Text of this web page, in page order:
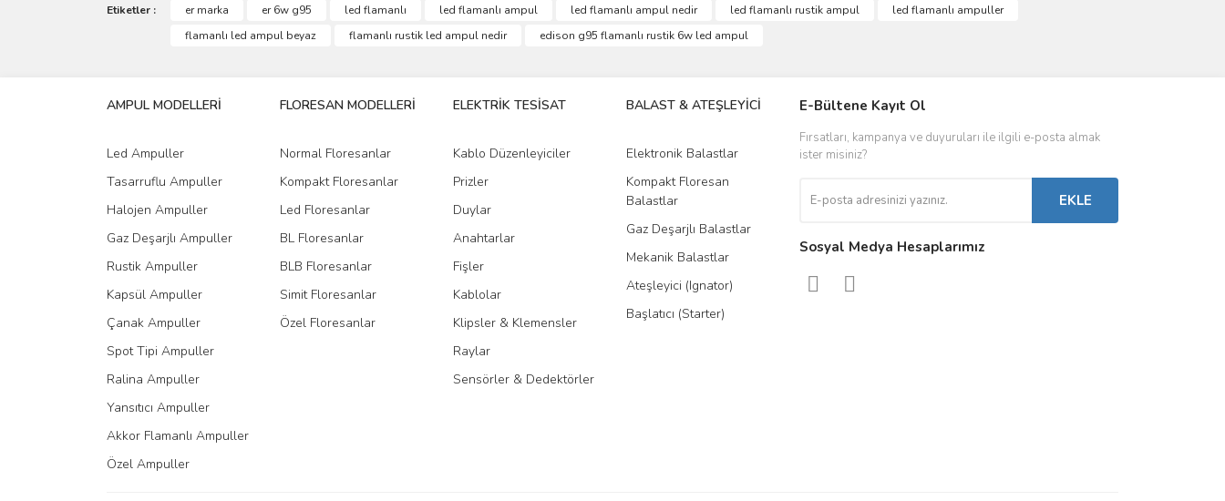
Bu ürüne ilk yorumu siz yapın!
Görüş ve önerileriniz için teşekkür ederiz.
Ürün bilgilerinde hatalar bulunuyor.
Bu ürüne benzer farklı alternatifler olmalı.
Gönder
Etiketler : er marka er 6w g95 led flamanlı led flamanlı ampul led flamanlı ampul nedir led flamanlı rustik ampul
led flamanlı ampuller
flamanlı led ampul beyaz
flamanlı rustik led ampul nedir edison g95 flamanlı rustik 6w led ampul
AMPUL MODELLERİ
Led Ampuller
Tasarruflu Ampuller
Halojen Ampuller
Gaz Deşarjlı Ampuller
Rustik Ampuller
Kapsül Ampuller
Çanak Ampuller
Spot Tipi Ampuller
Ralina Ampuller
Yansıtıcı Ampuller
Akkor Flamanlı Ampuller
Özel Ampuller
FLORESAN MODELLERİ
Normal Floresanlar
Kompakt Floresanlar
Led Floresanlar
BL Floresanlar
BLB Floresanlar
Simit Floresanlar
Özel Floresanlar
ELEKTRİK TESİSAT
Kablo Düzenleyiciler
Prizler
Duylar
Anahtarlar
Fişler
Kablolar
Klipsler & Klemensler
Raylar
Sensörler & Dedektörler
BALAST & ATEŞLEYİCİ
Elektronik Balastlar
Kompakt Floresan
Balastlar
Gaz Deşarjlı Balastlar
Mekanik Balastlar
Ateşleyici (Ignator)
Başlatıcı (Starter)
DRIVER & TRAFO
Led Driverlar
Kontaktörler
Sigorta & Otomatlar
E-Bültene Kayıt Ol
Fırsatları, kampanya ve duyuruları ile ilgili e-posta almak
ister misiniz?
EKLE
Sosyal Medya Hesaplarımız